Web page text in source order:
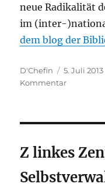
neue Radikalität
im (inter-
dem blog der
Autor
D'Chefin
am
5. Juli 2013
Kommentarzu
im
Raum
Z linkes